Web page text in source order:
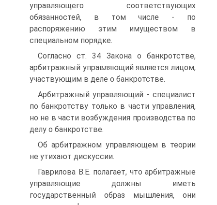
управляющего соответствующих
обязанностей, в том числе - по
распоряжению этим имуществом в
специальном порядке.
Согласно ст. 34 Закона о банкротстве,
арбитражный управляющий является лицом,
участвующим в деле о банкротстве.
Арбитражный управляющий - специалист
по банкротству только в части управления,
но не в части возбуждения производства по
делу о банкротстве.
Об арбитражном управляющем в теории
не утихают дискуссии.
Гаврилова В.Е. полагает, что арбитражные
управляющие должны иметь
государственный образ мышления, они